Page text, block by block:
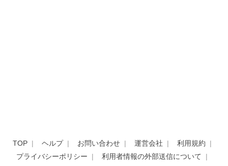
TOP ヘルプ お問い合わせ 運営会社
利用規約
プライバシーポリシー
利用者情報の外部送信について